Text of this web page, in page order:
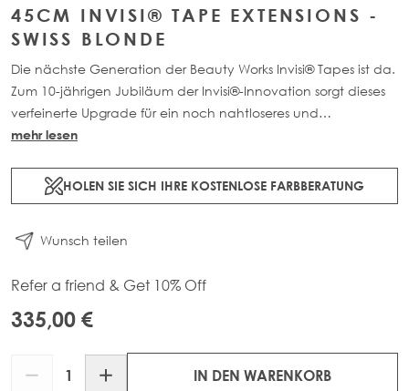
45CM INVISI® TAPE EXTENSIONS -
SWISS BLONDE
Die nächste Generation der Beauty Works Invisi® Tapes ist da.
Zum 10-jährigen Jubiläum der Invisi®-Innovation sorgt dieses
verfeinerte Upgrade für ein noch nahtloseres und
natürlicheres Finish. Erhältlich in 40cm-60cm Länge sowie in
Farben. Jede 48g-Packung enthält 16 Tapes aus 100% Remy-
Echthaar.
mehr lesen
HOLEN SIE SICH IHRE KOSTENLOSE FARBBERATUNG
Wunsch teilen
Refer a friend & Get 10% Off
335,00 €
IN DEN WARENKORB